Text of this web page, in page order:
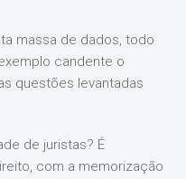
massa de dados, todo
candente o
questões levantadas
de juristas? É
com a memorização